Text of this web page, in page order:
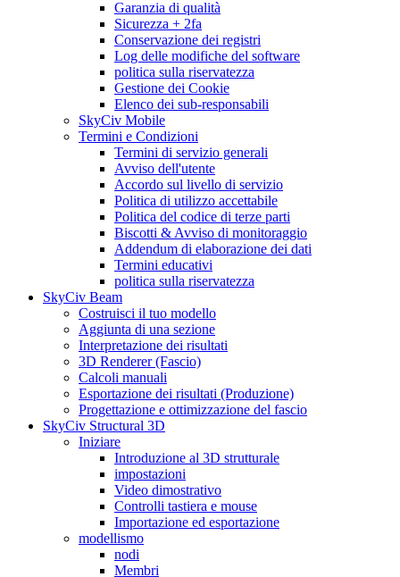
Garanzia di qualità
Sicurezza + 2fa
Conservazione dei registri
Log delle modifiche del software
politica sulla riservatezza
Gestione dei Cookie
Elenco dei sub-responsabili
SkyCiv Mobile
Termini e Condizioni
Termini di servizio generali
Avviso dell'utente
Accordo sul livello di servizio
Politica di utilizzo accettabile
Politica del codice di terze parti
Biscotti & Avviso di monitoraggio
Addendum di elaborazione dei dati
Termini educativi
politica sulla riservatezza
SkyCiv Beam
Costruisci il tuo modello
Aggiunta di una sezione
Interpretazione dei risultati
3D Renderer (Fascio)
Calcoli manuali
Esportazione dei risultati (Produzione)
Progettazione e ottimizzazione del fascio
SkyCiv Structural 3D
Iniziare
Introduzione al 3D strutturale
impostazioni
Video dimostrativo
Controlli tastiera e mouse
Importazione ed esportazione
modellismo
nodi
Membri